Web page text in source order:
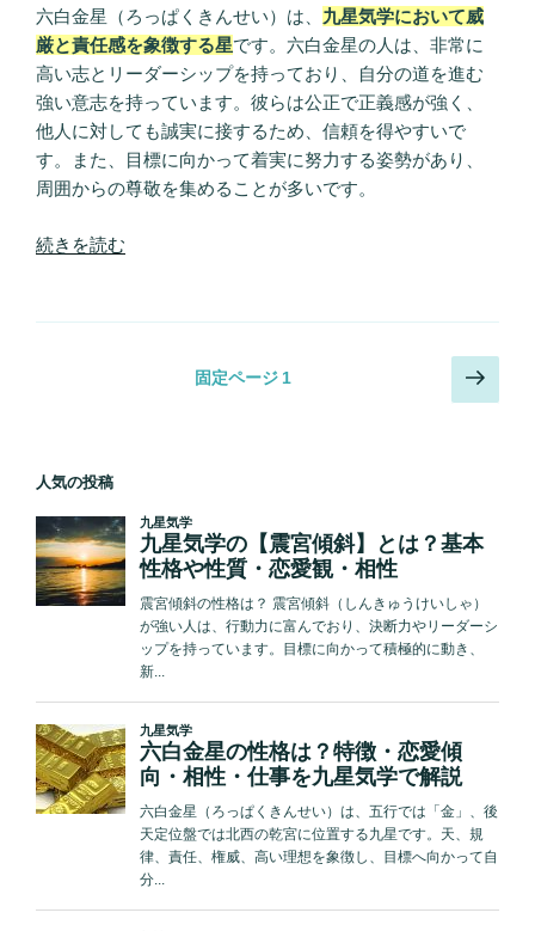
気
学】”
の
六白金星（ろっぱくきんせい）は、 九星気学において威
厳と責任感を象徴する星です。六白金星の人は、非常に
高い志とリーダーシップを持っており、自分の道を進む
強い意志を持っています。彼らは公正で正義感が強く、
他人に対しても誠実に接するため、信頼を得やすいで
す。また、目標に向かって着実に努力する姿勢があり、
周囲からの尊敬を集めることが多いです。
“六
星
特
愛
傾
運
勢
【九
星
気
続きを読む
ペ
ジ
送
り
固定ページ1
次
の
人気の投稿